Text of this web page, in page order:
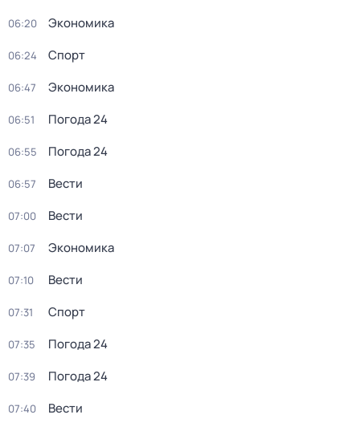
06:20 Экономика
06:24 Спорт
06:47 Экономика
06:51 Погода 24
06:55 Погода 24
06:57 Вести
07:00 Вести
07:07 Экономика
07:10 Вести
07:31 Спорт
07:35 Погода 24
07:39 Погода 24
07:40 Вести